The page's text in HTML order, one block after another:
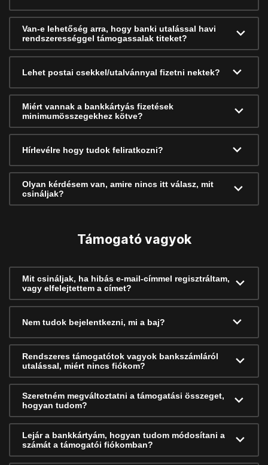
Van-e lehetőség arra, hogy banki utalással havi
rendszerességgel támogassalak titeket?
Lehet postai csekkel/utalvánnyal fizetni nektek?
Miért vannak a bankkártyás fizetések
minimumösszegekhez kötve?
Hírlevélre hogy tudok feliratkozni?
Olyan kérdésem van, amire nincs itt válasz, mit
csináljak?
Támogató vagyok
Mit csináljak, ha hibás e-mail-címmel regisztráltam,
vagy elfelejtettem a címet?
Nem tudok bejelentkezni, mi a baj?
Rendszeres támogatótok vagyok bankszámláról
utalással, miért nincs fiókom?
Szeretném megváltoztatni a támogatási összeget,
hogyan tudom?
Lejár a bankkártyám, hogyan tudom módosítani a
számát a támogatói fiókomban?